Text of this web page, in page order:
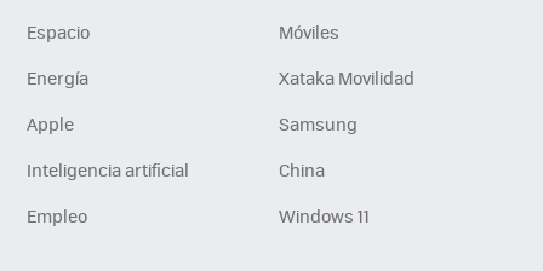
Espacio
Móviles
Energía
Xataka Movilidad
Apple
Samsung
Inteligencia artificial
China
Empleo
Windows 11